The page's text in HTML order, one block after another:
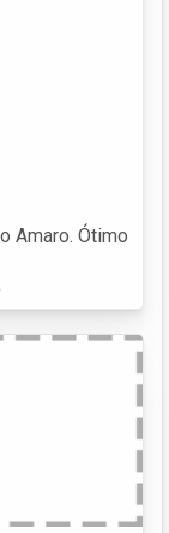
Amaro. Ótimo